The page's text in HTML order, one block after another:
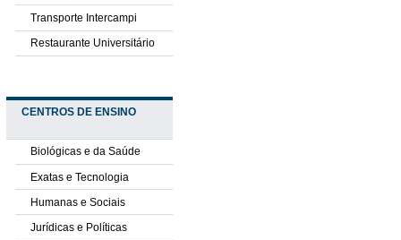
Transporte Intercampi
Restaurante Universitário
CENTROS DE ENSINO
Biológicas e da Saúde
Exatas e Tecnologia
Humanas e Sociais
Jurídicas e Políticas